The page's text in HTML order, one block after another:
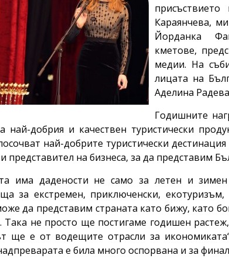
Караянчева,
Йорданка
кметове,
медии. На
лицата на
Аделина
Годишните
най-добрия и качествен туристически
най-добрите туристически
представител на бизнеса, за да представим
има дадености не само за летен и
за екстремен, приключенски,
да представим страната като бижу, като
Така не просто ще постигаме годишен
ще е от водещите отрасли за
е била много оспорвана и за